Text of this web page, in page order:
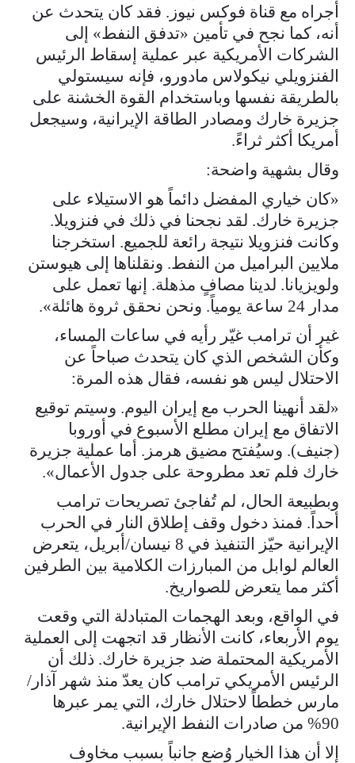
أجراه مع قناة فوكس نيوز. فقد كان يتحدث عن
أنه، كما نجح في تأمين «تدفق النفط» إلى
الشركات الأمريكية عبر عملية إسقاط الرئيس
الفنزويلي نيكولاس مادورو، فإنه سيستولي
بالطريقة نفسها وباستخدام القوة الخشنة على
جزيرة خارك ومصادر الطاقة الإيرانية، وسيجعل
أمريكا أكثر ثراءً.
وقال بشهية واضحة:
«كان خياري المفضل دائماً هو الاستيلاء على
جزيرة خارك. لقد نجحنا في ذلك في فنزويلا.
وكانت فنزويلا نتيجة رائعة للجميع. استخرجنا
ملايين البراميل من النفط. ونقلناها إلى هيوستن
ولويزيانا. لدينا مصافٍ مذهلة. إنها تعمل على
مدار 24 ساعة يومياً. ونحن نحقق ثروة هائلة».
غير أن ترامب غيّر رأيه في ساعات المساء،
وكأن الشخص الذي كان يتحدث صباحاً عن
الاحتلال ليس هو نفسه، فقال هذه المرة:
«لقد أنهينا الحرب مع إيران اليوم. وسيتم توقيع
الاتفاق مع إيران مطلع الأسبوع في أوروبا
(جنيف). وسيُفتح مضيق هرمز. أما عملية جزيرة
خارك فلم تعد مطروحة على جدول الأعمال».
وبطبيعة الحال، لم تُفاجئ تصريحات ترامب
أحداً. فمنذ دخول وقف إطلاق النار في الحرب
الإيرانية حيّز التنفيذ في 8 نيسان/أبريل، يتعرض
العالم لوابل من المبارزات الكلامية بين الطرفين
أكثر مما يتعرض للصواريخ.
في الواقع، وبعد الهجمات المتبادلة التي وقعت
يوم الأربعاء، كانت الأنظار قد اتجهت إلى العملية
الأمريكية المحتملة ضد جزيرة خارك. ذلك أن
الرئيس الأمريكي ترامب كان يعدّ منذ شهر آذار/
مارس خططاً لاحتلال خارك، التي يمر عبرها
90% من صادرات النفط الإيرانية.
إلا أن هذا الخيار وُضع جانباً بسبب مخاوف